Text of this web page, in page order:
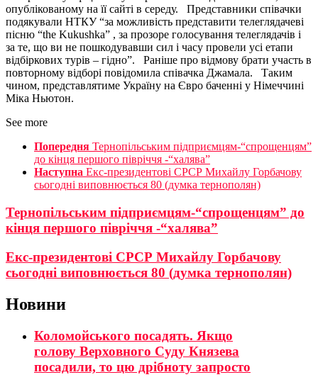
опублікованому на її сайті в середу. Представники співачки
подякували НТКУ “за можливість представити телеглядачеві
пісню “the Kukushka” , за прозоре голосування телеглядачів і
за те, що ви не пошкодувавши сил і часу провели усі етапи
відбіркових турів – гідно”. Раніше про відмову брати участь в
повторному відборі повідомила співачка Джамала. Таким
чином, представлятиме Україну на Євро баченні у Німеччині
Міка Ньютон.
See more
Попередня Тернопільським підприємцям-“спрощенцям”
до кінця першого півріччя -“халява”
Наступна Екс-президентові СРСР Михайлу Горбачову
сьогодні виповнюється 80 (думка тернополян)
Тернопільським підприємцям-“спрощенцям” до
кінця першого півріччя -“халява”
Екс-президентові СРСР Михайлу Горбачову
сьогодні виповнюється 80 (думка тернополян)
Новини
Коломойського посадять. Якщо
голову Верховного Суду Князева
посадили, то цю дрібноту запросто